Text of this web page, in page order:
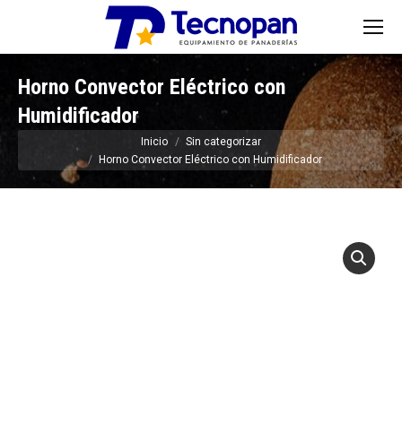
Horno Convector Eléctrico con
Humidificador
Inicio
Sin categorizar
Horno Convector Eléctrico con Humidificador